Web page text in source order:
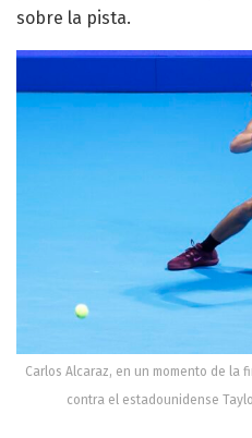
sobre la pista.
Carlos Alcaraz, en un momento de la
contra el estadounidense